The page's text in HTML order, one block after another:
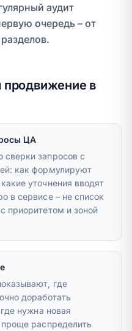
аудит
очередь – от
продвижение в
ЦА
сверки запросов с
как формулируют
уточнения вводят
в сервисе – не список
приоритетом и зоной
где
доработать
нужна новая
проще распределить